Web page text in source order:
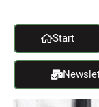
Start